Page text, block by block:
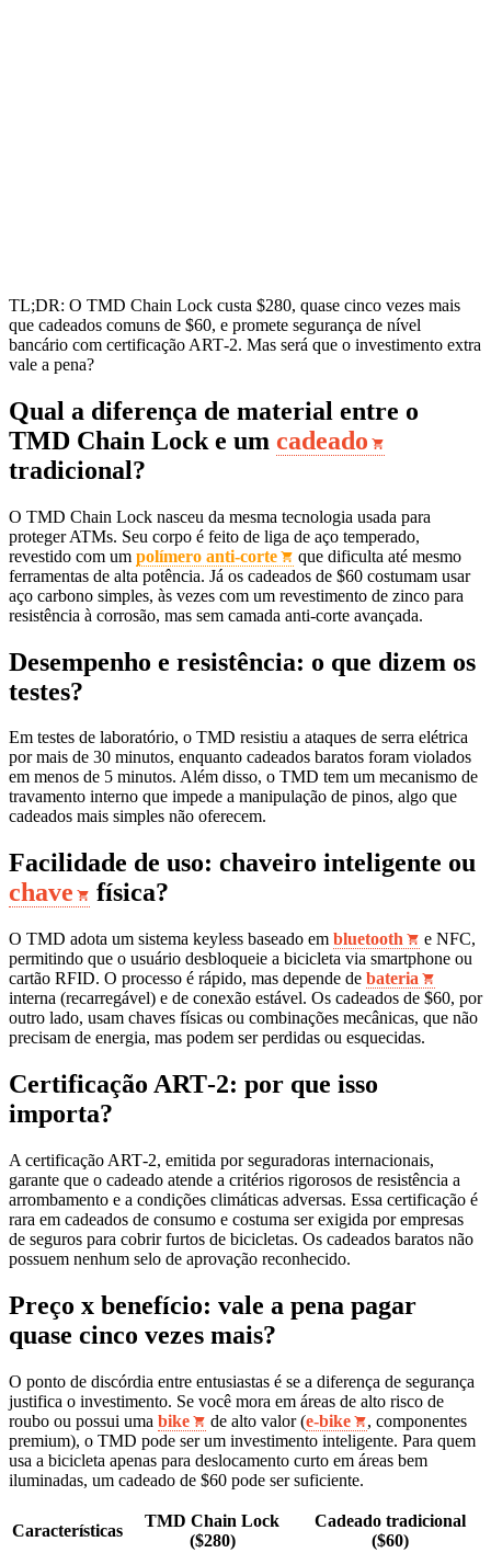
TL;DR: O TMD Chain Lock custa $280, quase cinco vezes mais
que cadeados comuns de $60, e promete segurança de nível
bancário com certificação ART‑2. Mas será que o investimento extra
vale a pena?
Qual a diferença de material entre o
TMD Chain Lock e um cadeado
tradicional?
O TMD Chain Lock nasceu da mesma tecnologia usada para
proteger ATMs. Seu corpo é feito de liga de aço temperado,
revestido com um polímero anti‑corte
que dificulta até mesmo
ferramentas de alta potência. Já os cadeados de $60 costumam usar
aço carbono simples, às vezes com um revestimento de zinco para
resistência à corrosão, mas sem camada anti‑corte avançada.
Desempenho e resistência: o que dizem os
testes?
Em testes de laboratório, o TMD resistiu a ataques de serra elétrica
por mais de 30 minutos, enquanto cadeados baratos foram violados
em menos de 5 minutos. Além disso, o TMD tem um mecanismo de
travamento interno que impede a manipulação de pinos, algo que
cadeados mais simples não oferecem.
Facilidade de uso: chaveiro inteligente ou
chave
física?
O TMD adota um sistema keyless baseado em bluetooth
e NFC,
permitindo que o usuário desbloqueie a bicicleta via smartphone ou
cartão RFID. O processo é rápido, mas depende de bateria
interna (recarregável) e de conexão estável. Os cadeados de $60, por
outro lado, usam chaves físicas ou combinações mecânicas, que não
precisam de energia, mas podem ser perdidas ou esquecidas.
Certificação ART‑2: por que isso
importa?
A certificação ART‑2, emitida por seguradoras internacionais,
garante que o cadeado atende a critérios rigorosos de resistência a
arrombamento e a condições climáticas adversas. Essa certificação é
rara em cadeados de consumo e costuma ser exigida por empresas
de seguros para cobrir furtos de bicicletas. Os cadeados baratos não
possuem nenhum selo de aprovação reconhecido.
Preço x benefício: vale a pena pagar
quase cinco vezes mais?
O ponto de discórdia entre entusiastas é se a diferença de segurança
justifica o investimento. Se você mora em áreas de alto risco de
roubo ou possui uma bike de alto valor (e‑bike
, componentes
premium), o TMD pode ser um investimento inteligente. Para quem
usa a bicicleta apenas para deslocamento curto em áreas bem
iluminadas, um cadeado de $60 pode ser suficiente.
Características
TMD Chain Lock
($280)
Cadeado tradicional
($60)